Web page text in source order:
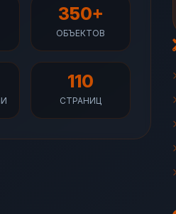
350+
ОБЪЕКТОВ
110
СТРАНИЦ